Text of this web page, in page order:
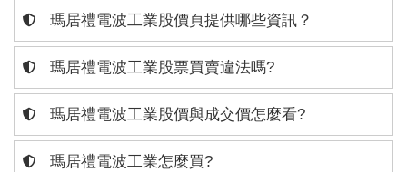
瑪居禮電波工業股價頁提供哪些資訊？
瑪居禮電波工業股票買賣違法嗎?
瑪居禮電波工業股價與成交價怎麼看?
瑪居禮電波工業怎麼買?